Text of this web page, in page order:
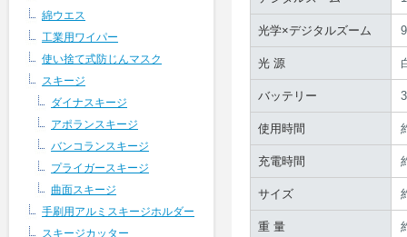
綿ウエス
工業用ワイパー
使い捨て式防じんマスク
スキージ
ダイナスキージ
アポランスキージ
バンコランスキージ
プライガースキージ
曲面スキージ
手刷用アルミスキージホルダー
スキージカッター
光学×デジタルズーム
光 源
バッテリー
使用時間
充電時間
サイズ
重 量